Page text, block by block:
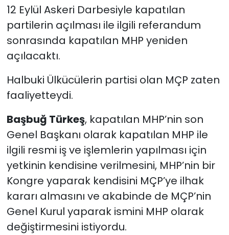
12 Eylül Askeri Darbesiyle kapatılan
partilerin açılması ile ilgili referandum
sonrasında kapatılan MHP yeniden
açılacaktı.
Halbuki Ülkücülerin partisi olan MÇP zaten
faaliyetteydi.
Başbuğ Türkeş, kapatılan MHP’nin son
Genel Başkanı olarak kapatılan MHP ile
ilgili resmi iş ve işlemlerin yapılması için
yetkinin kendisine verilmesini, MHP’nin bir
Kongre yaparak kendisini MÇP’ye ilhak
kararı almasını ve akabinde de MÇP’nin
Genel Kurul yaparak ismini MHP olarak
değiştirmesini istiyordu.